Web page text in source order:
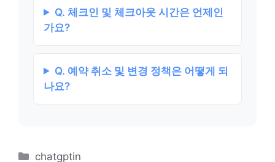
Q. 체크인 및 체크아웃 시간은 언제인
가요?
Q. 예약 취소 및 변경 정책은 어떻게 되
나요?
카
chatgptin